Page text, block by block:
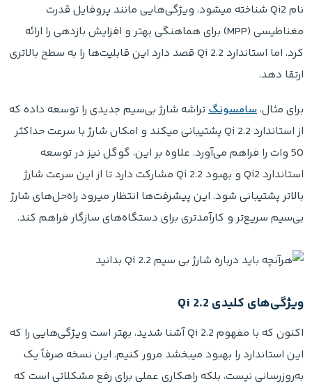
نام Qi2 شناخته میشود، ویژگی‌هایی مانند پروفایل قدرت
مغناطیسی (MPP) برای هماهنگی بهتر و افزایش بازدهی را ارائه
کرد، اما استاندارد Qi 2.2 قصد دارد این قابلیت‌ها را به سطح بالاتری
ارتقا دهد.
برای مثال،سامسونگتراشه شارژ بی‌سیم جدیدی را توسعه داده که
از استاندارد Qi 2.2 پشتیبانی میکند و امکان شارژ با سرعت حداکثر
50 وات را فراهم می‌آورد. علاوه بر این، گوگل نیز در توسعه
استاندارد Qi2 و بهبود Qi 2.2 مشارکت دارد تا از این سرعت شارژ
بالاتر پشتیبانی شود. این پیشرفت‌ها انتظار میرود راه‌حل‌های شارژ
بی‌سیم سریع‌تر و کارآمدتری برای دستگاه‌های سازگار فراهم کند.
ویژگی‌های کلیدی Qi 2.2
اکنون که با مفهوم Qi 2.2 آشنا شدید، بهتر است ویژگی‌هایی را که
این استاندارد را بهبود میبخشد مرور کنیم. این نسخه صرفاً یک
به‌روزرسانی نیست، بلکه راهکاری عملی برای رفع مشکلاتی است که